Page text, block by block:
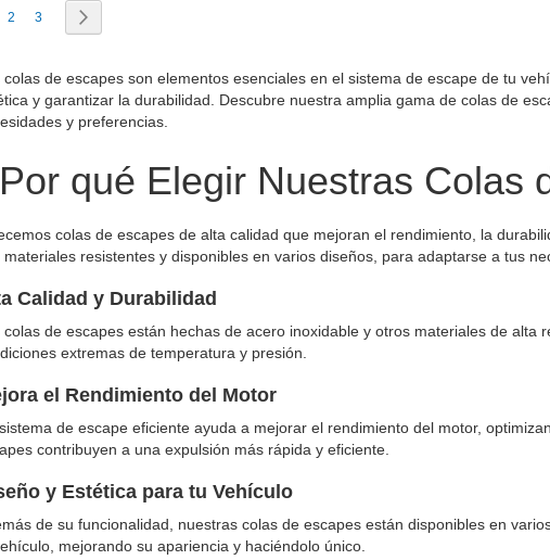
estás leyendo página
Página
2 Página
3
colas de escapes son elementos esenciales en el sistema de escape de tu
y garantizar la durabilidad. Descubre nuestra amplia gama de colas de
y preferencias.
qué Elegir Nuestras Colas
colas de escapes de alta calidad que mejoran el rendimiento, la
materiales resistentes y disponibles en varios diseños, para adaptarse a tus
Calidad y Durabilidad
colas de escapes están hechas de acero inoxidable y otros materiales de alta
extremas de temperatura y presión.
el Rendimiento del Motor
de escape eficiente ayuda a mejorar el rendimiento del motor,
contribuyen a una expulsión más rápida y eficiente.
y Estética para tu Vehículo
de su funcionalidad, nuestras colas de escapes están disponibles en
mejorando su apariencia y haciéndolo único.